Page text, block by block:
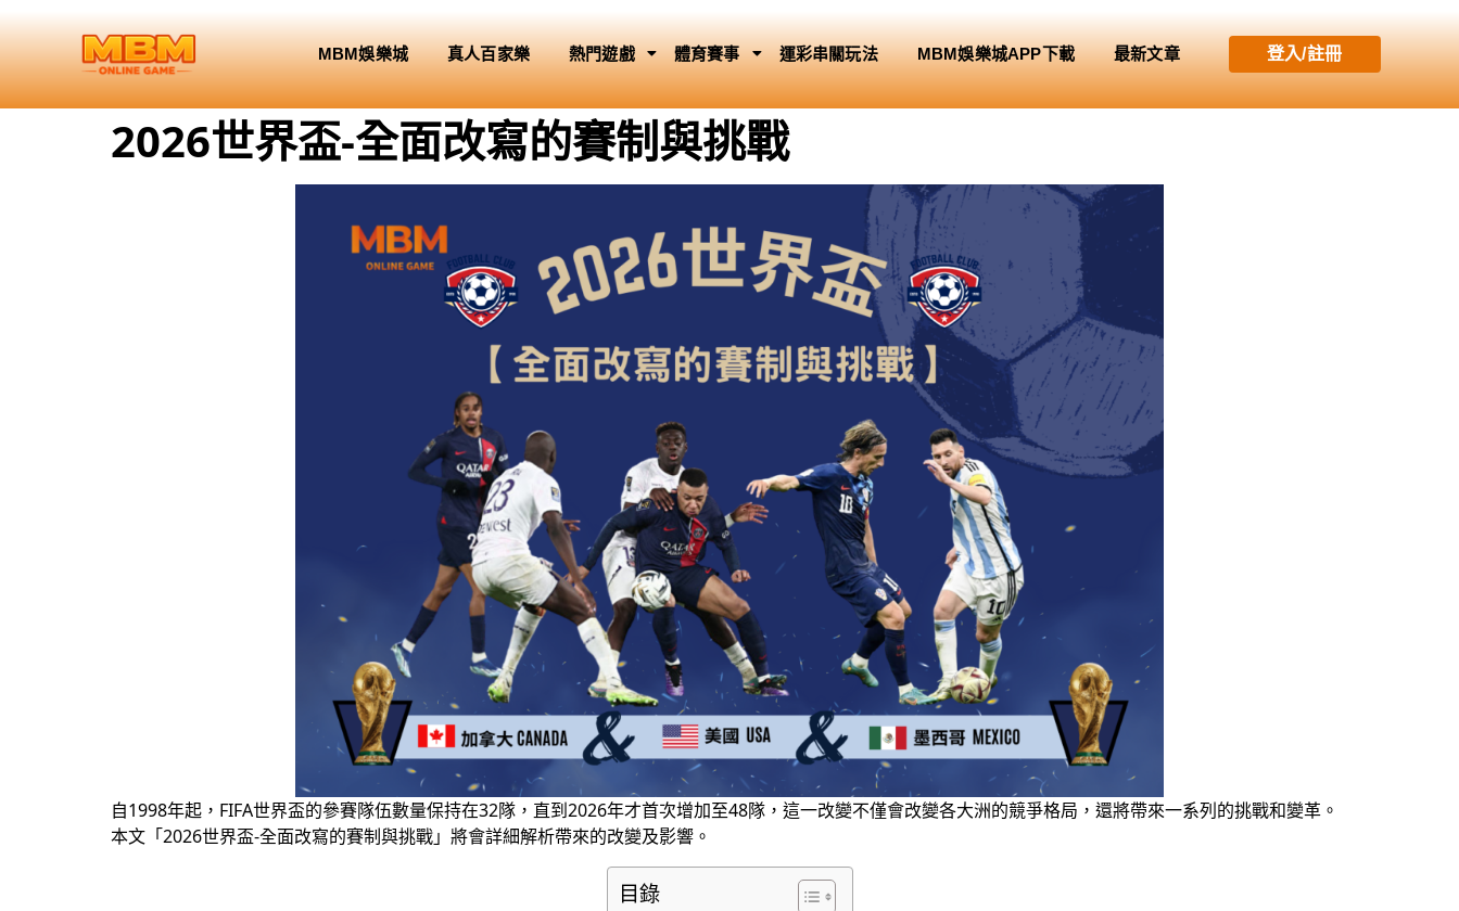
MBM娛樂城 真人百家樂 熱門遊戲 體育賽事 運彩串關玩法 MBM娛樂城APP下載 最新文章 登入/註冊
2026世界盃-全面改寫的賽制與挑戰
自1998年起，FIFA世界盃的參賽隊伍數量保持在32隊，直到2026年才首次增加至48隊，這一改變不僅會改變各大洲的競爭格局，還將帶來一系列的挑戰和變革。
本文「2026世界盃-全面改寫的賽制與挑戰」將會詳細解析帶來的改變及影響。
目錄